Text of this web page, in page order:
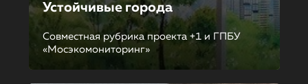
Устойчивые города
Совместная рубрика проекта +1 и ГПБУ
«Мосэкомониторинг»